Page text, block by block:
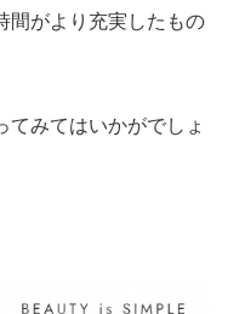
間がより充実したもの
てみてはいかがでしょ